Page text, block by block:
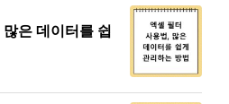
은 데이터를 쉽